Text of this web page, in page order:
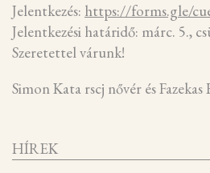
Jelentkezés: https://forms.gle/
Jelentkezési határidő: márc. 5.,
Szeretettel várunk!
Simon Kata rscj nővér és
HÍREK